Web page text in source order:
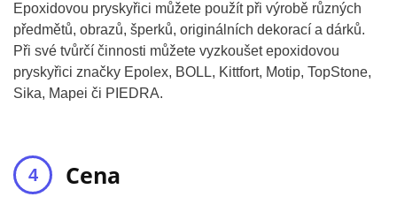
Epoxidovou pryskyřici můžete použít při výrobě různých
předmětů, obrazů, šperků, originálních dekorací a dárků.
Při své tvůrčí činnosti můžete vyzkoušet epoxidovou
pryskyřici značky Epolex, BOLL, Kittfort, Motip, TopStone,
Sika, Mapei či PIEDRA.
Cena